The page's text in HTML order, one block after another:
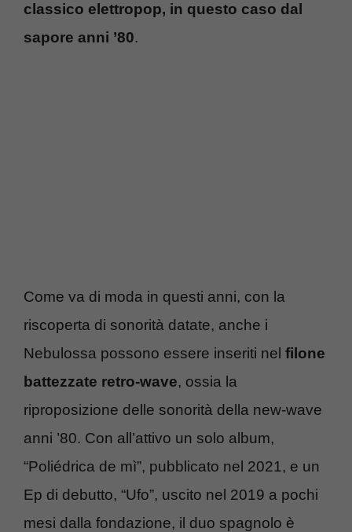
classico elettropop, in questo caso dal
sapore anni ’80.
Come va di moda in questi anni, con la
riscoperta di sonorità datate, anche i
Nebulossa possono essere inseriti nel filone
battezzate retro-wave, ossia la
riproposizione delle sonorità della new-wave
anni ’80. Con all’attivo un solo album,
“Poliédrica de mì”, pubblicato nel 2021, e un
Ep di debutto, “Ufo”, uscito nel 2019 a pochi
mesi dalla fondazione, il duo spagnolo è